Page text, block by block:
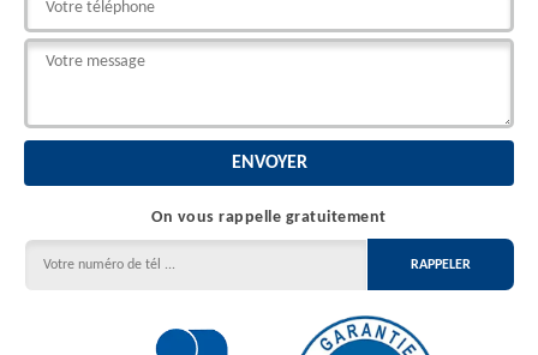
On vous rappelle gratuitement